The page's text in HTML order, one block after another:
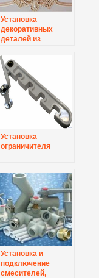
Установка
декоративных
деталей из
Установка
ограничителя
Установка и
подключение
смесителей,